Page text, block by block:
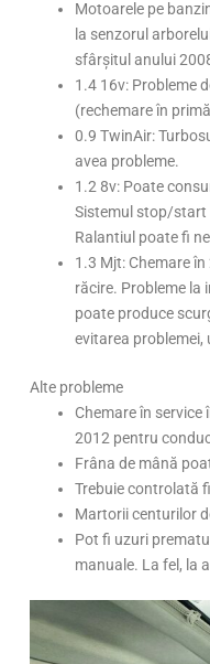
Motoarele pe
la senzorul
sfârșitul anului
1.4 16v: Probleme
(rechemare în
0.9 TwinAir:
avea probleme.
1.2 8v: Poate
Sistemul stop/start
Ralantiul poate fi
1.3 Mjt: Chemare
răcire. Probleme la
poate produce
evitarea problemei,
Alte probleme
Chemare în
2012 pentru
Frâna de mână
Trebuie controlată
Martorii centurilor
Pot fi uzuri
manuale. La fel, la